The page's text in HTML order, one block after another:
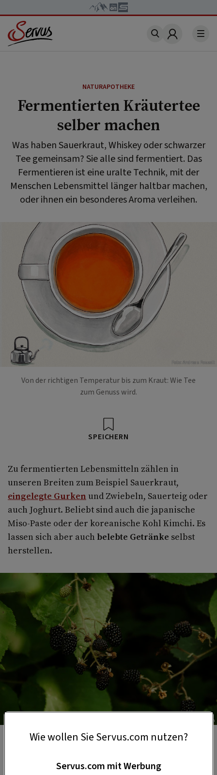
Account
NATURAPOTHEKE
Fermentierten Kräutertee
selber machen
Was haben Sauerkraut, Whiskey oder schwarzer
Tee gemeinsam? Sie alle sind fermentiert. Das
Fermentieren ist eine uralte Technik, mit der
Menschen Lebensmittel länger haltbar machen,
oder ihnen ein besonderes Aroma verleihen.
Foto: Andreas Posselt
Von der richtigen Temperatur bis zum Kraut: Wie Tee
zum Genuss wird.
SPEICHERN
Zu fermentierten Lebensmitteln zählen in
unseren Breiten zum Beispiel Sauerkraut,
eingelegte Gurken und Zwiebeln, Sauerteig oder
auch Joghurt. Beliebt sind auch die japanische
Miso-Paste oder der koreanische Kohl Kimchi. Es
lassen sich aber auch belebte Getränke selbst
herstellen.
Foto: Unsplash
In Brombeerblättern stecken viele Gerbstoffe, damit
Wie wollen Sie Servus.com nutzen?
Servus.com mit Werbung